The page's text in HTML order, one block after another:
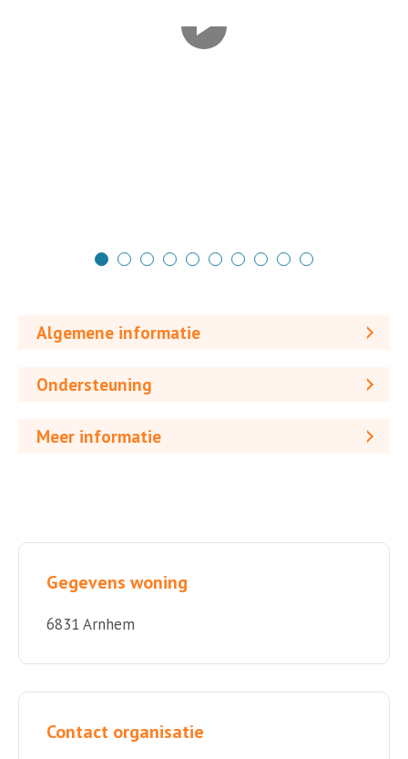
Algemene informatie
Ondersteuning
Meer informatie
Gegevens woning
6831 Arnhem
Contact organisatie